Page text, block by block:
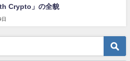
Crypto」の全貌